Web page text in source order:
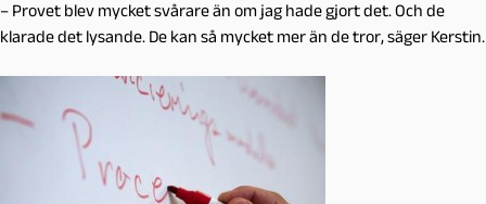
– Provet blev mycket svårare än om jag hade gjort det. Och de
klarade det lysande. De kan så mycket mer än de tror, säger Kerstin.